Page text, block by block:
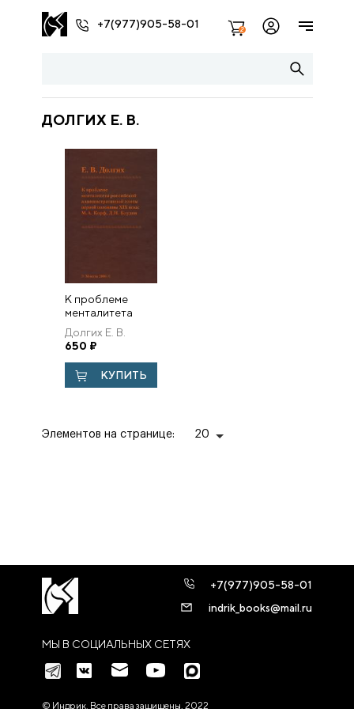
+7(977)905-58-01 2
ДОЛГИХ Е. В.
К проблеме
менталитета
российской
административной
элиты первой
половины XIX
века: М. А. Корф,
Долгих Е. В.
650 ₽
КУПИТЬ
Элементов на странице: 20
МЫ В СОЦИАЛЬНЫХ СЕТЯХ
+7(977)905-58-01
indrik_books@mail.ru
© Индрик. Все права защищены, 2022